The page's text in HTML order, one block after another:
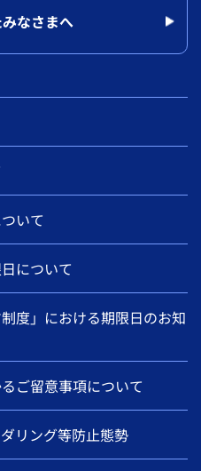
なさまへ
いて
について
度」における期限日のお知
ご留意事項について
リング等防止態勢